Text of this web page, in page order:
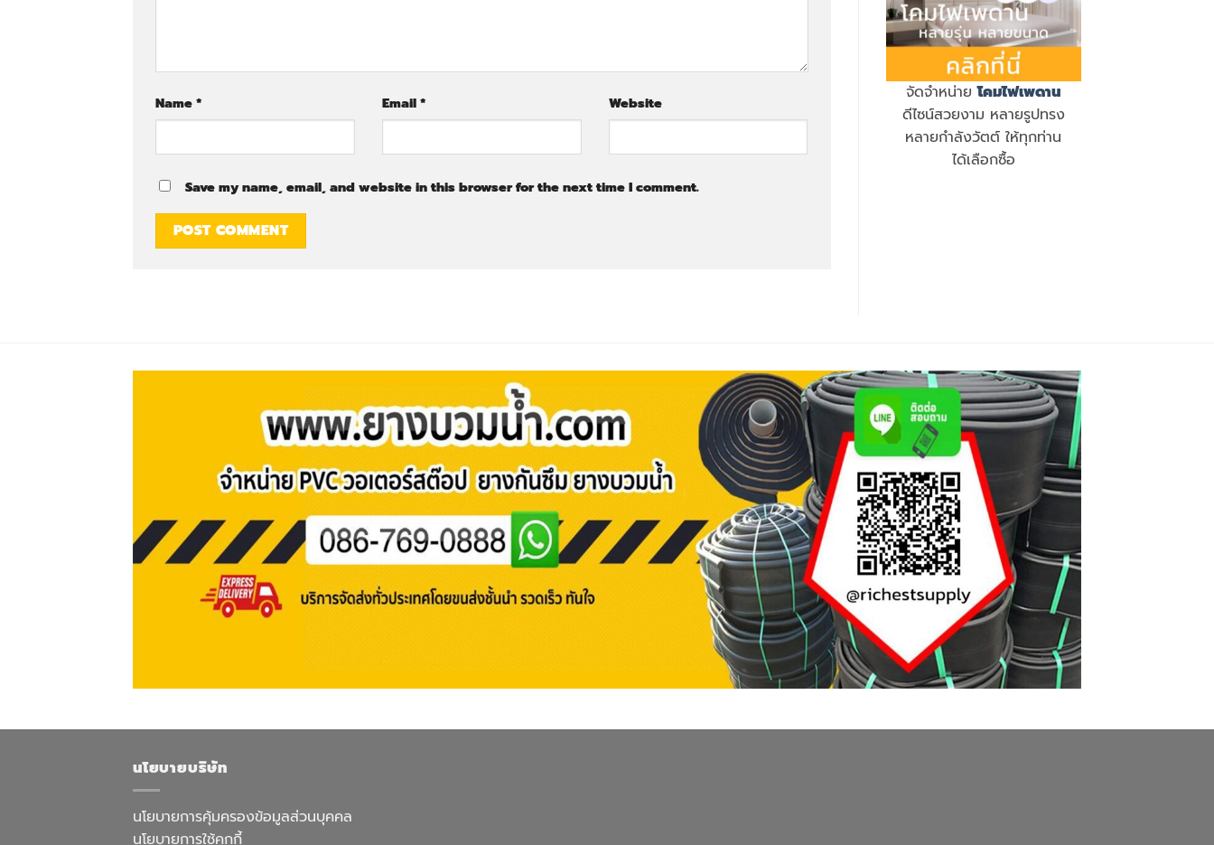
Name* Email* Website
Save my name, email, and website in this browser for the next time I comment.
จัดจำหน่ายโคมไฟเพดาน
ดีไซน์สวยงาม หลายรูปทรง
หลายกำลังวัตต์ ให้ทุกท่าน
ได้เลือกซื้อ
นโยบายบริษัท
นโยบายการคุ้มครองข้อมูลส่วนบุคคล
นโยบายการใช้คุกกี้